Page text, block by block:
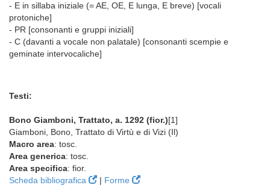
- E in sillaba iniziale (= AE, OE, E lunga, E breve) [vocali
protoniche]
- PR [consonanti e gruppi iniziali]
- C (davanti a vocale non palatale) [consonanti scempie e
geminate intervocaliche]
Testi:
Bono Giamboni, Trattato, a. 1292 (fior.)[1]
Giamboni, Bono, Trattato di Virtù e di Vizi (Il)
Macro area: tosc.
Area generica: tosc.
Area specifica: fior.
Scheda bibliografica
| Forme